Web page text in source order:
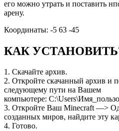
его можно утрать и поставить
арену.
Координаты: -5 63 -45
КАК
1. Скачайте архив.
2. Откройте скачанный архив и
следующему пути на Вашем
компьютере:
3. Откройте Ваш Minecraft —>
созданных миров, найдите эту
4. Готово.